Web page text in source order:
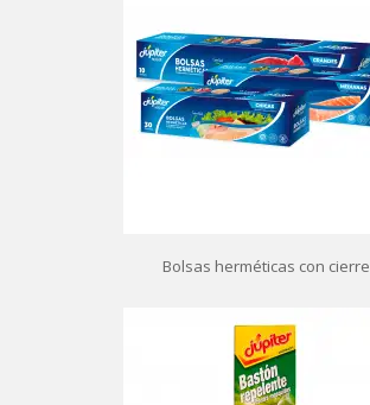
Bolsas herméticas con cierre